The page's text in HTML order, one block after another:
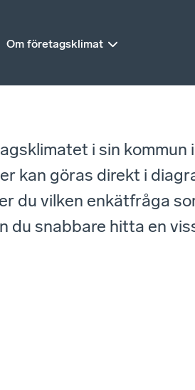
Om företagsklimat
i sin
kan göras direkt i
du vilken enkätfråga
du snabbare hitta en